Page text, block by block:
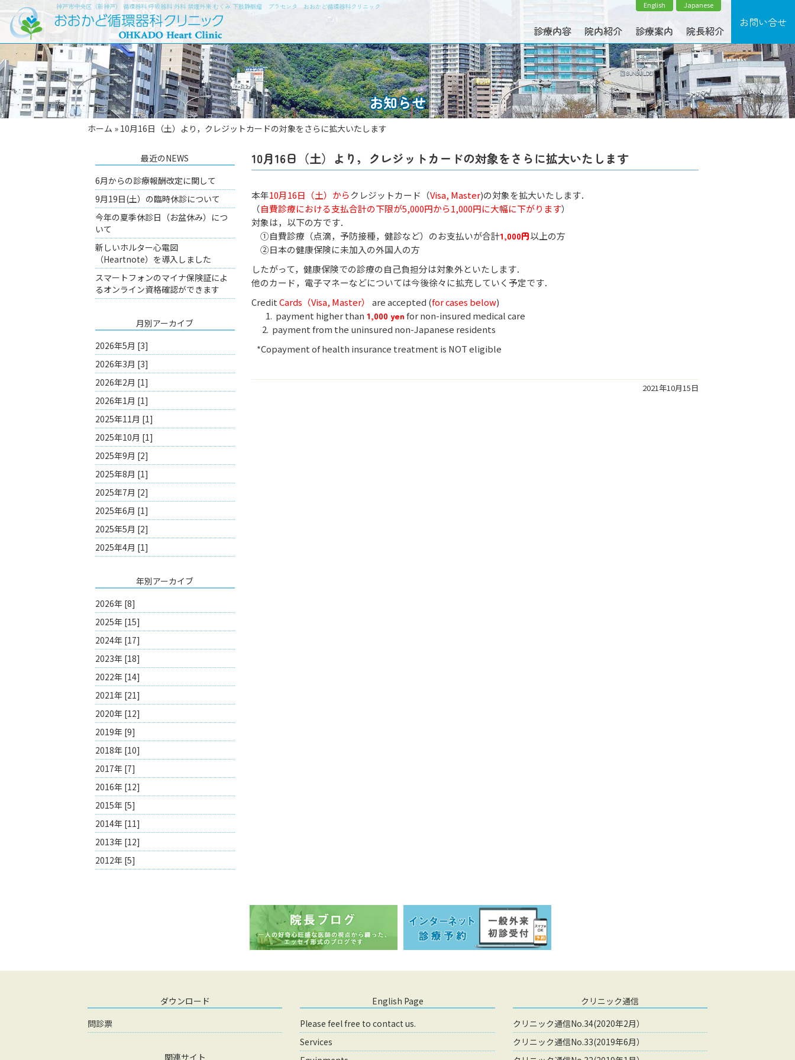
神戸市中央区（新神戸） 循環器科 呼吸器科 外科 禁煙外来 むくみ 下肢静脈瘤 プラセンタ おおかど循環器科クリニック
診療内容 院内紹介 診療案内 院長紹介
English Japanese
お知らせ
ホーム » 10月16日（土）より，クレジットカードの対象をさらに拡大いたします
10月16日（土）より，クレジットカードの対象をさらに拡大いたします
本年10月16日（土）からクレジットカード（Visa, Master)の対象を拡大いたします．
（自費診療における支払合計の下限が5,000円から1,000円に大幅に下がります）
対象は，以下の方です．
①自費診療（点滴，予防接種，健診など）のお支払いが合計1,000円以上の方
②日本の健康保険に未加入の外国人の方
したがって，健康保険での診療の自己負担分は対象外といたします．
他のカード，電子マネーなどについては今後徐々に拡充していく予定です．
CreditCards（Visa, Master） are accepted (for cases below)
1. payment higher than 1,000 yenfor non-insured medical care
2. payment from the uninsured non-Japanese residents
*Copayment of health insurance treatment is NOT eligible
2021年10月15日
最近のNEWS
6月からの診療報酬改定に関して
9月19日(土）の臨時休診について
今年の夏季休診日（お盆休み）につ
いて
新しいホルター心電図
（Heartnote）を導入しました
スマートフォンのマイナ保険証によ
るオンライン資格確認ができます
月別アーカイブ
2026年5月 [3]
2026年3月 [3]
2026年2月 [1]
2026年1月 [1]
2025年11月 [1]
2025年10月 [1]
2025年9月 [2]
2025年8月 [1]
2025年7月 [2]
2025年6月 [1]
2025年5月 [2]
2025年4月 [1]
年別アーカイブ
2026年 [8]
2025年 [15]
2024年 [17]
2023年 [18]
2022年 [14]
2021年 [21]
2020年 [12]
2019年 [9]
2018年 [10]
2017年 [7]
2016年 [12]
2015年 [5]
2014年 [11]
2013年 [12]
2012年 [5]
ダウンロード
問診票
関連サイト
English Page
Please feel free to contact us.
Services
クリニック通信
クリニック通信No.34(2020年2月）
クリニック通信No.33(2019年6月）